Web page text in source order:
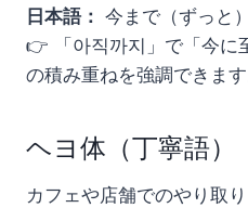
日本語： 今まで（ずっと
👉 「아직까지」で「今に
の積み重ねを強調できます
ヘヨ体（丁寧語）
カフェや店舗でのやり取